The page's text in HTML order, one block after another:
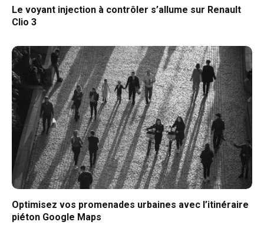
Le voyant injection à contrôler s’allume sur Renault
Clio 3
Optimisez vos promenades urbaines avec l’itinéraire
piéton Google Maps